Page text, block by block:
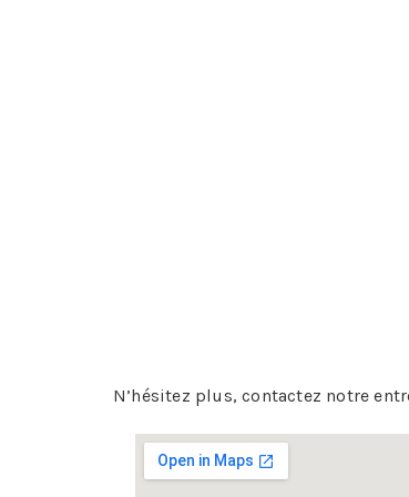
La perlite ou encore la mousse en
N’hésitez plus, contactez notre